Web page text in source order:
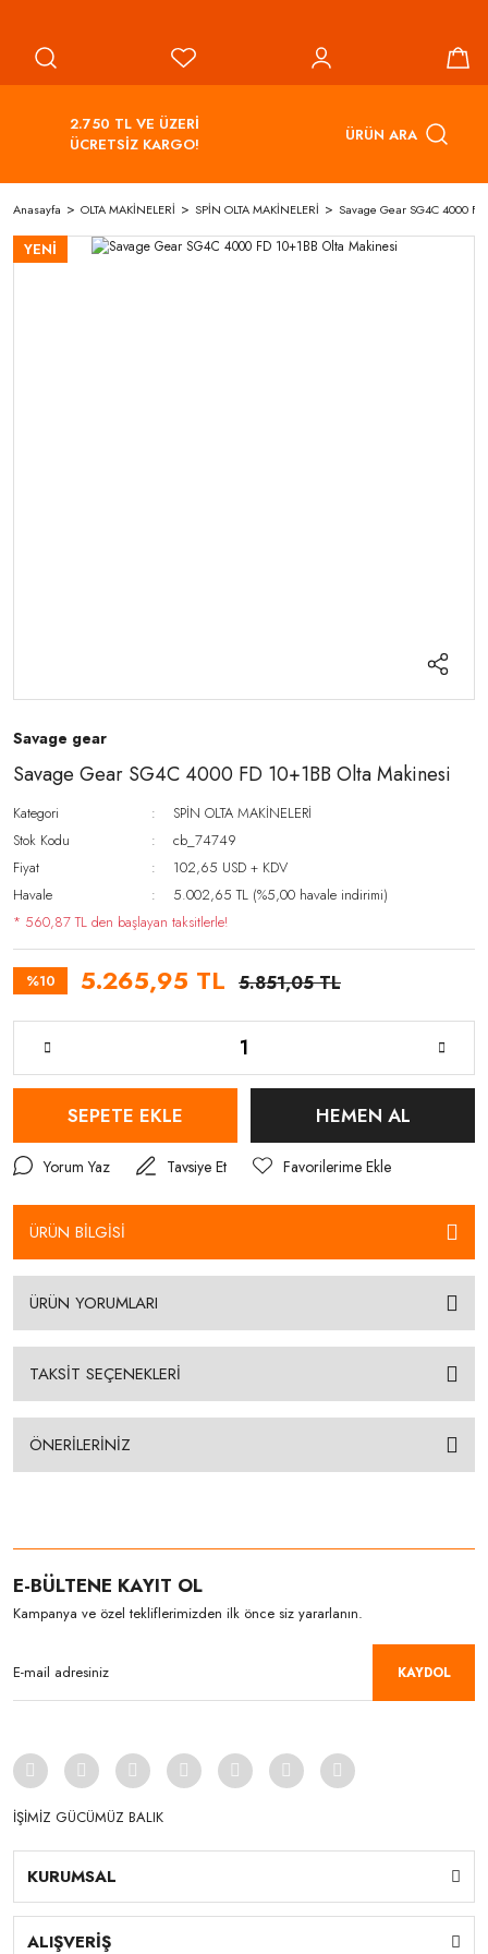
2.750 TL VE ÜZERİ
ÜCRETSİZ KARGO!
ÜRÜN ARA
Anasayfa OLTA MAKİNELERİ SPİN OLTA MAKİNELERİ Savage Gear SG4C 4000
YENİ
Savage gear
Savage Gear SG4C 4000 FD 10+1BB Olta Makinesi
Kategori
SPİN OLTA MAKİNELERİ
Stok Kodu
cb_74749
Fiyat
102,65 USD + KDV
Havale
5.002,65 TL (%5,00 havale indirimi)
* 560,87 TL den başlayan taksitlerle!
%10 5.265,95 TL 5.851,05 TL
SEPETE EKLE HEMEN AL
Yorum Yaz Tavsiye Et
ÜRÜN BİLGİSİ
ÜRÜN YORUMLARI
TAKSİT SEÇENEKLERİ
ÖNERİLERİNİZ
E-BÜLTENE KAYIT OL
Kampanya ve özel tekliflerimizden ilk önce siz yararlanın.
KAYDOL
İŞİMİZ GÜCÜMÜZ BALIK
KURUMSAL
ALIŞVERİŞ